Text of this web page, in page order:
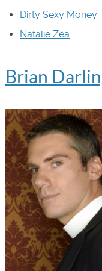
Dirty Sexy Money
Natalie Zea
Brian